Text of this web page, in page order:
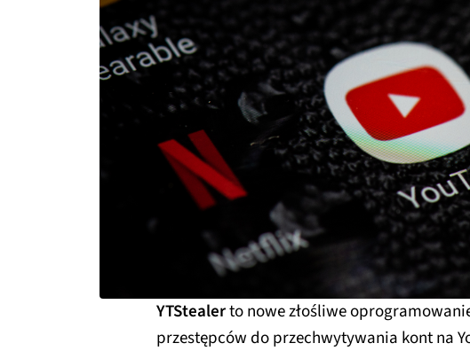
YTStealerto nowe złośliwe
przestępców do przechwytywania kont na